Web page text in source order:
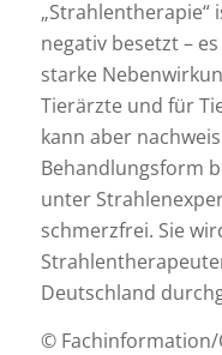
„Strahlentherapie“
negativ besetzt –
starke
Tierärzte und für
kann aber
Behandlungsform
unter
schmerzfrei. Sie
Deutschland
© Fachinformation/